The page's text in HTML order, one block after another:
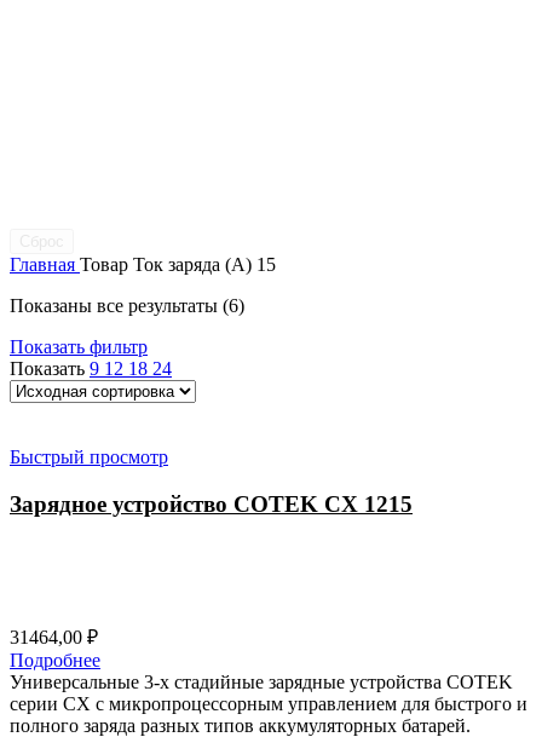
Главная Товар Ток заряда (A) 15
Показаны все результаты (6)
Показать фильтр
Показать 9 12 18 24
Быстрый просмотр
Зарядное устройство COTEK CX 1215
31464,00 ₽
Подробнее
Универсальные 3-х стадийные зарядные устройства COTEK
серии CХ с микропроцессорным управлением для быстрого и
полного заряда разных типов аккумуляторных батарей.